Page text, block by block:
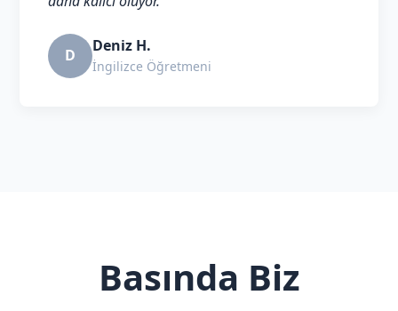
D Deniz H.
İngilizce Öğretmeni
Basında Biz